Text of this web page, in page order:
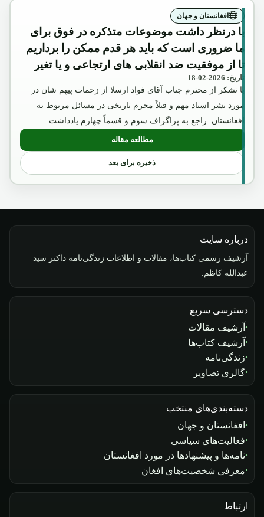
افغانستان و جهان
با درنظر داشت موضوعات متذکره در فوق برای
ما ضروری است که باید هر قدم ممکن را برداریم
تا از موفقیت ضد انقلابی های ارتجاعی و یا تغیر
موضع حفیظ الله امین به طرف غرب جلوگیری
شود.»
تاریخ: 2026-02-18
با تشکر از محترم جناب آقای فواد ارسلا از زحمات پیهم شان در
مورد نشر اسناد مهم و قبلاً محرم تاریخی در مسائل مربوط به
افغانستان. راجع به پراگراف سوم و قسماً چهارم یادداشت…
مطالعه مقاله: با درنظر داشت موضوعات متذکره در
ذخیره برای بعد
درباره سایت
آرشیف رسمی کتاب‌ها، مقالات و اطلاعات زندگی‌نامه داکتر سید
عبدالله کاظم.
دسترسی سریع
آرشیف مقالات
آرشیف کتاب‌ها
زندگی‌نامه
گالری تصاویر
دسته‌بندی‌های منتخب
افغانستان و جهان
فعالیت‌های سیاسی
نامه‌ها و پیشنهادها در مورد افغانستان
معرفی شخصیت‌های افغان
ارتباط